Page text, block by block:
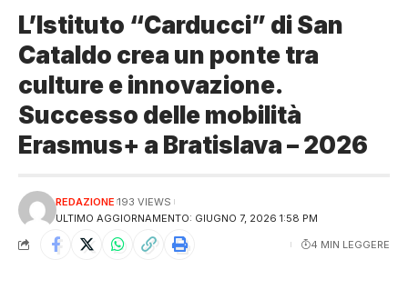
L’Istituto “Carducci” di San
Cataldo crea un ponte tra
culture e innovazione.
Successo delle mobilità
Erasmus+ a Bratislava – 2026
ULTIMO AGGIORNAMENTO: GIUGNO 7, 2026 1:58 PM
REDAZIONE 193 VIEWS
4 MIN LEGGERE